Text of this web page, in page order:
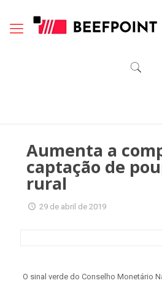
Aumenta a
captação de
rural
29 de abril de 2019
O sinal verde do Conselho Monetário